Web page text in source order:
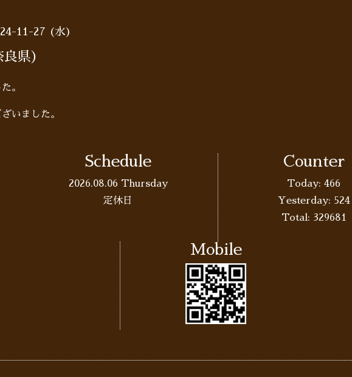
11-27 (水)
県）
。
いました。
Schedule
2026.08.06 Thursday
定休日
Counter
Today:466
Yesterday: 524
Total: 329681
Mobile